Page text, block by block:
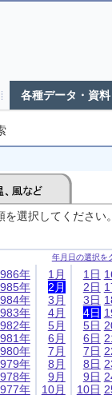
各種データ・資料
選択してください。
年月日の選択を
年
年
年
年
年
年
年
年
年
年
1月
2月
3月
4月
5月
6月
7月
8月
9月
10月
1日
2日
3日
4日
5日
6日
7日
8日
9日
10日